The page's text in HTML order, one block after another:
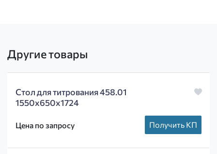
Другие товары
Стол для титрования 458.01
1550х650х1724
Цена по запросу Получить КП